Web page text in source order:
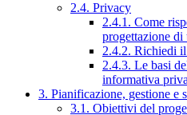
2.4. Privacy
2.4.1. Come
progettazione
2.4.2. Richiedi il
2.4.3. Le basi
informativa
3. Pianificazione, gestione e
3.1. Obiettivi del